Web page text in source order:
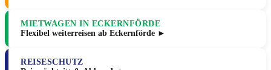
MIETWAGEN IN ECKERNFÖRDE
Flexibel weiterreisen ab Eckernförde ►
REISESCHUTZ